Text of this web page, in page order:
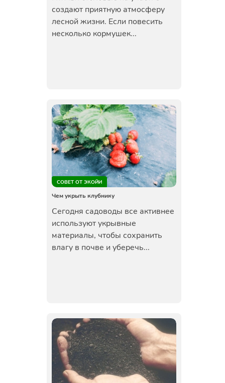
создают приятную атмосферу
лесной жизни. Если повесить
несколько кормушек...
СОВЕТ ОТ ЭКОЙИ
Чем укрыть клубнику
Сегодня садоводы все активнее
используют укрывные
материалы, чтобы сохранить
влагу в почве и уберечь...